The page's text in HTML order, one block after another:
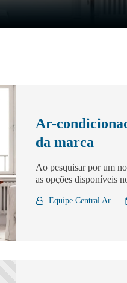
Ar-
da marca
Ao pesquisar por um
as opções disponíveis
Equipe Central Ar